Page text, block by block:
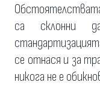
са склонни
се отнася и за
никога не е